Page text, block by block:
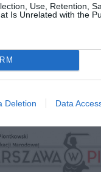
Use, Retention,
Is Unrelated with the
Deletion Data